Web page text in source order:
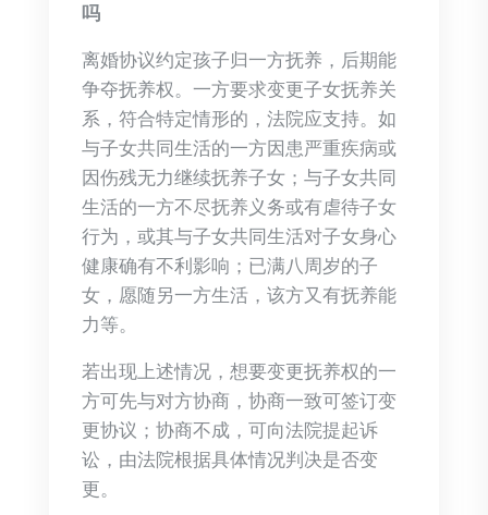
吗
离婚协议约定孩子归一方抚养，后期能
争夺抚养权。一方要求变更子女抚养关
系，符合特定情形的，法院应支持。如
与子女共同生活的一方因患严重疾病或
因伤残无力继续抚养子女；与子女共同
生活的一方不尽抚养义务或有虐待子女
行为，或其与子女共同生活对子女身心
健康确有不利影响；已满八周岁的子
女，愿随另一方生活，该方又有抚养能
力等。
若出现上述情况，想要变更抚养权的一
方可先与对方协商，协商一致可签订变
更协议；协商不成，可向法院提起诉
讼，由法院根据具体情况判决是否变
更。